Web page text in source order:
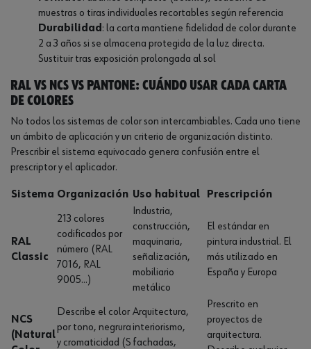
muestras o tiras individuales recortables según referencia
Durabilidad : la carta mantiene fidelidad de color durante
2 a 3 años si se almacena protegida de la luz directa.
Sustituir tras exposición prolongada al sol
RAL vs NCS vs Pantone: cuándo usar cada carta
de colores
No todos los sistemas de color son intercambiables. Cada uno tiene
un ámbito de aplicación y un criterio de organización distinto.
Prescribir el sistema equivocado genera confusión entre el
prescriptor y el aplicador.
Sistema Organización Uso habitual Prescripción
RAL
Classic
213 colores
codificados por
número (RAL
7016, RAL
9005...)
Industria,
construcción,
maquinaria,
señalización,
mobiliario
metálico
El estándar en
pintura industrial. El
más utilizado en
España y Europa
NCS
(Natural
Describe el color
por tono, negrura
y cromaticidad (S
Arquitectura,
interiorismo,
fachadas,
Prescrito en
proyectos de
arquitectura.